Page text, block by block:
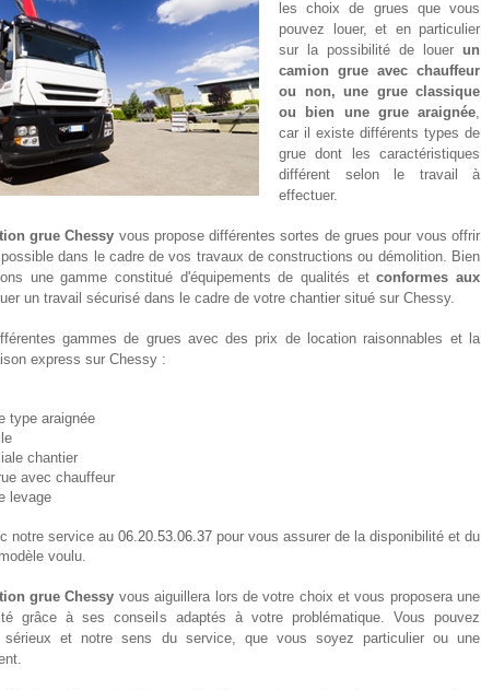
les choix de grues que vous
pouvez louer, et en particulier
sur la possibilité de louer un
camion grue avec chauffeur
ou non, une grue classique
ou bien une grue araignée,
car il existe différents types de
grue dont les caractéristiques
différent selon le travail à
effectuer.
grue Chessy vous propose différentes sortes de grues pour vous offrir
dans le cadre de vos travaux de constructions ou démolition. Bien
une gamme constitué d'équipements de qualités etconformes aux
un travail sécurisé dans le cadre de votre chantier situé sur Chessy.
gammes de grues avec des prix de location raisonnables et la
express sur Chessy :
type araignée
chantier
avec chauffeur
levage
notre service au 06.20.53.06.37 pour vous assurer de la disponibilité et du
voulu.
grue Chessy vous aiguillera lors de votre choix et vous proposera une
grâce à ses conseils adaptés à votre problématique. Vous pouvez
sérieux et notre sens du service, que vous soyez particulier ou une